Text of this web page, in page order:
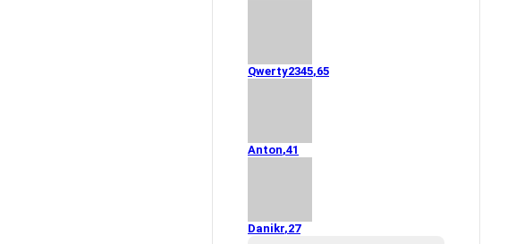
Qwerty2345,65
Anton,41
Danikr,27